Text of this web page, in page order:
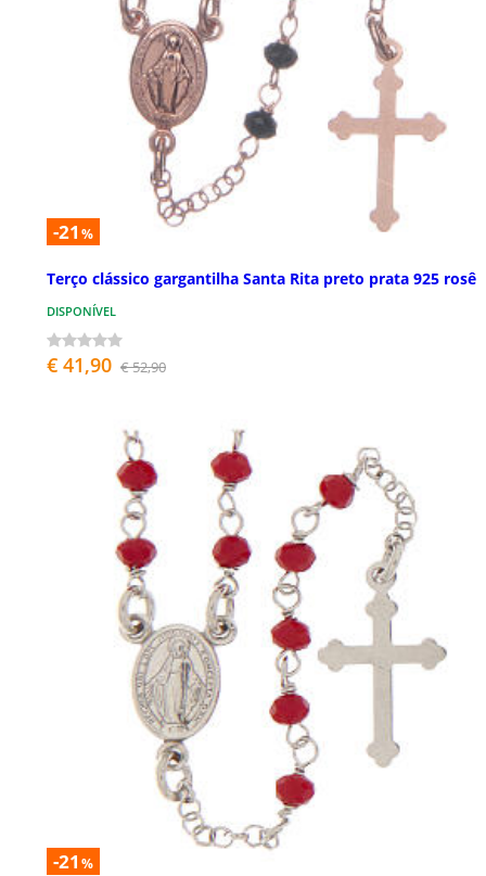
-21 %
Terço clássico gargantilha Santa Rita preto prata 925 rosê
DISPONÍVEL
€ 41,90 € 52,90
-21 %